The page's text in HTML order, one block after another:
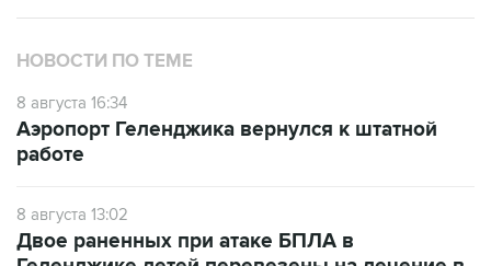
НОВОСТИ ПО ТЕМЕ
8 августа 16:34
Аэропорт Геленджика вернулся к штатной
работе
8 августа 13:02
Двое раненных при атаке БПЛА в